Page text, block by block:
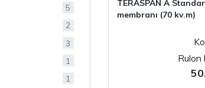
TERASPAN A Standart - Su və külək izolyasiya
membranı (70 kv.m)
Rulon
5
2
3
1
1